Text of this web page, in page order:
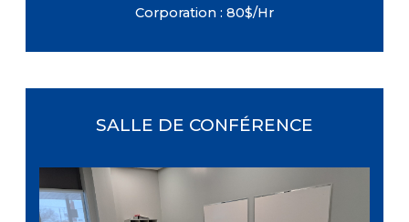
Corporation : 80$/Hr
SALLE DE CONFÉRENCE